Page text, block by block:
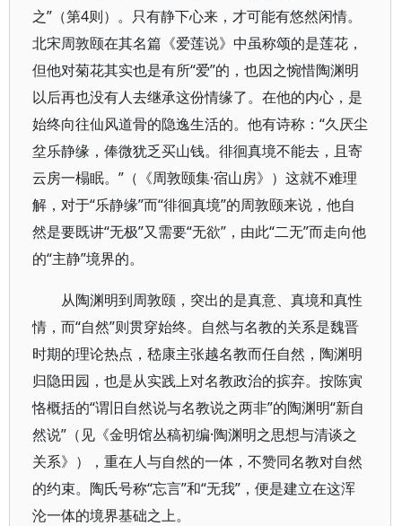
之”（第4则）。只有静下心来，才可能有悠然闲情。
北宋周敦颐在其名篇《爱莲说》中虽称颂的是莲花，
但他对菊花其实也是有所“爱”的，也因之惋惜陶渊明
以后再也没有人去继承这份情缘了。在他的内心，是
始终向往仙风道骨的隐逸生活的。他有诗称：“久厌尘
坌乐静缘，俸微犹乏买山钱。徘徊真境不能去，且寄
云房一榻眠。”（《周敦颐集·宿山房》）这就不难理
解，对于“乐静缘”而“徘徊真境”的周敦颐来说，他自
然是要既讲“无极”又需要“无欲”，由此“二无”而走向他
的“主静”境界的。
从陶渊明到周敦颐，突出的是真意、真境和真性
情，而“自然”则贯穿始终。自然与名教的关系是魏晋
时期的理论热点，嵇康主张越名教而任自然，陶渊明
归隐田园，也是从实践上对名教政治的摈弃。按陈寅
恪概括的“谓旧自然说与名教说之两非”的陶渊明“新自
然说”（见《金明馆丛稿初编·陶渊明之思想与清谈之
关系》），重在人与自然的一体，不赞同名教对自然
的约束。陶氏号称“忘言”和“无我”，便是建立在这浑
沦一体的境界基础之上。